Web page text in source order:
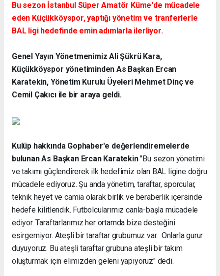
Bu sezon İstanbul Süper Amatör Küme'de mücadele
eden Küçükköyspor, yaptığı yönetim ve tranferlerle
BAL ligi hedefinde emin adımlarla ilerliyor.
Genel Yayın Yönetmenimiz Ali Şükrü Kara,
Küçükköyspor yönetiminden As Başkan Ercan
Karatekin, Yönetim Kurulu Üyeleri Mehmet Dinç ve
Cemil Çakıcı ile bir araya geldi.
Kulüp hakkında Gophaber'e değerlendiremelerde
bulunan As Başkan Ercan Karatekin"Bu sezon yönetimi
ve takımı güçlendirerek ilk hedefimiz olan BAL ligine doğru
mücadele ediyoruz. Şu anda yönetim, taraftar, sporcular,
teknik heyet ve camia olarak birlik ve beraberlik içersinde
hedefe kilitlendik. Futbolcularımız canla-başla mücadele
ediyor. Taraftarlarımız her ortamda bize desteğini
esirgemiyor. Ateşli bir taraftar grubumuz var. Onlarla gurur
duyuyoruz. Bu ateşli taraftar grubuna ateşli bir takım
oluşturmak için elimizden geleni yapıyoruz" dedi.